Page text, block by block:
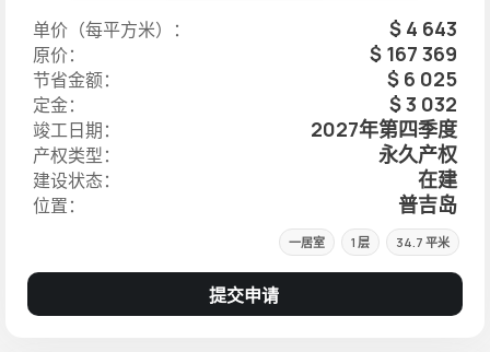
单价（每平方米）： $ 4 643
原价： $ 167 369
节省金额： $ 6 025
定金： $ 3 032
竣工日期： 2027年第四季度
产权类型： 永久产权
建设状态： 在建
位置： 普吉岛
一居室 1 层 34.7 平米
提交申请